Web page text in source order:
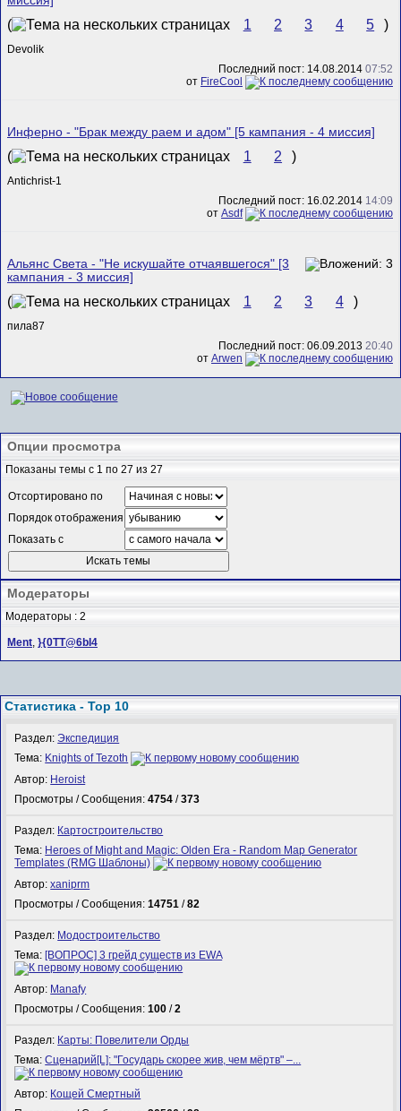
( 1 2 3 4 5 )
Devolik
Последний пост: 14.08.2014 07:52
от FireCool
Инферно - "Брак между раем и адом" [5 кампания - 4 миссия]
( 1 2 )
Antichrist-1
Последний пост: 16.02.2014 14:09
от Asdf
Альянс Света - "Не искушайте отчаявшегося" [3
кампания - 3 миссия]
( 1 2 3 4 )
пила87
Последний пост: 06.09.2013 20:40
от Arwen
Опции просмотра
Показаны темы с 1 по 27 из 27
Отсортировано по
Порядок отображения
Показать с
Модераторы
Модераторы : 2
Ment, }{0TT@6bI4
Статистика - Top 10
Раздел:Экспедиция
Тема: Knights of Tezoth
Автор: Heroist
Просмотры / Сообщения:4754 /373
Раздел: Картостроительство
Тема: Heroes of Might and Magic: Olden Era - Random Map Generator
Templates (RMG Шаблоны)
Автор:xaniprm
Просмотры / Сообщения:14751 /82
Раздел: Модостроительство
Тема: [ВОПРОС] 3 грейд существ из EWA
Автор: Manafy
Просмотры / Сообщения:100 /2
Раздел: Карты: Повелители Орды
Тема:Сценарий[L]: "Государь скорее жив, чем мёртв" –...
Автор: Кощей Смертный